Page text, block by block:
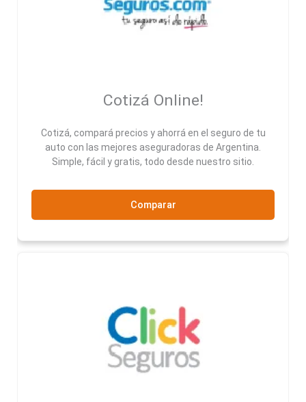
Cotizá Online!
Cotizá, compará precios y ahorrá en el seguro de tu
auto con las mejores aseguradoras de Argentina.
Simple, fácil y gratis, todo desde nuestro sitio.
Comparar